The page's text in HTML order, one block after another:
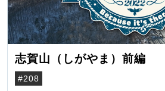
志賀山（しがやま）前編
#208